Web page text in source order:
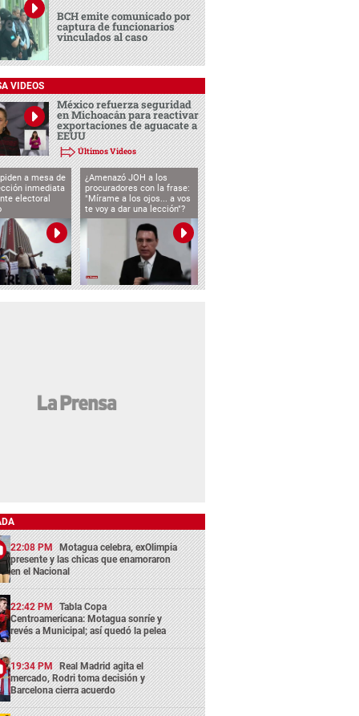
BCH emite comunicado por
captura de funcionarios
vinculados al caso
VIDEOS
México refuerza seguridad
en Michoacán para reactivar
exportaciones de aguacate a
EEUU
Últimos Videos
a mesa de
inmediata
electoral
¿Amenazó JOH a los
procuradores con la frase:
"Mírame a los ojos... a vos
te voy a dar una lección"?
22:08 PM Motagua celebra, exOlimpia
presente y las chicas que enamoraron
en el Nacional
22:42 PM Tabla Copa
Centroamericana: Motagua sonríe y
revés a Municipal; así quedó la pelea
19:34 PM Real Madrid agita el
mercado, Rodri toma decisión y
Barcelona cierra acuerdo